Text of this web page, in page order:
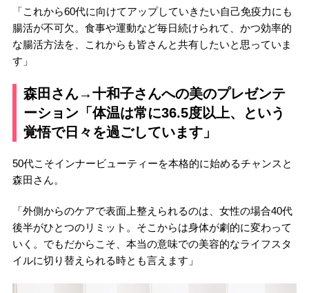
「これから60代に向けてアップしていきたい自己免疫力にも
腸活が不可欠。食事や運動など毎日続けられて、かつ効率的
な腸活方法を、これからも皆さんと共有したいと思っていま
す」
森田さん→十和子さんへの美のプレゼンテ
ーション「体温は常に36.5度以上、という
覚悟で日々を過ごしています」
50代こそインナービューティーを本格的に始めるチャンスと
森田さん。
「外側からのケアで表面上整えられるのは、女性の場合40代
後半がひとつのリミット。そこからは身体が劇的に変わって
いく。でもだからこそ、本当の意味での美容的なライフスタ
イルに切り替えられる時とも言えます」